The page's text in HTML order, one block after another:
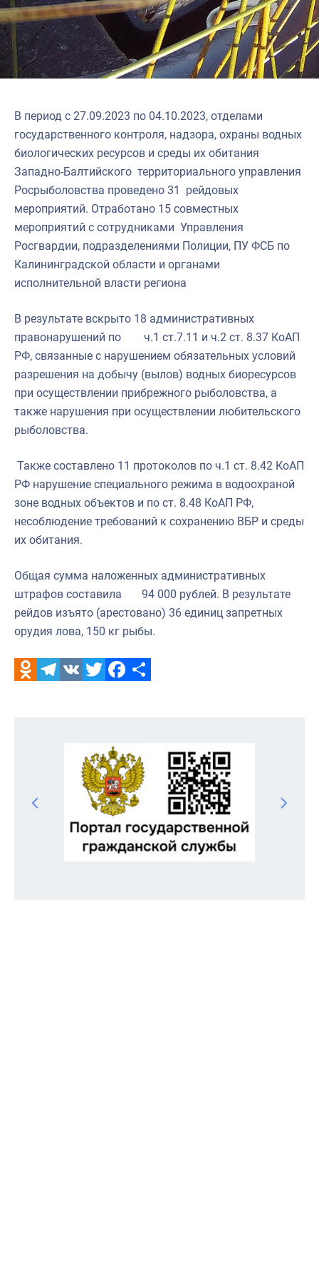
Североморское
В период с 27.09.2023 по 04.10.2023, отделами
государственного контроля, надзора, охраны водных
биологических ресурсов и среды их обитания
Западно-Балтийского территориального управления
Росрыболовства проведено 31 рейдовых
мероприятий. Отработано 15 совместных
мероприятий с сотрудниками Управления
Росгвардии, подразделениями Полиции, ПУ ФСБ по
Калининградской области и органами
исполнительной власти региона
В результате вскрыто 18 административных
правонарушений по ч.1 ст.7.11 и ч.2 ст. 8.37 КоАП
РФ, связанные с нарушением обязательных условий
разрешения на добычу (вылов) водных биоресурсов
при осуществлении прибрежного рыболовства, а
также нарушения при осуществлении любительского
рыболовства.
Также составлено 11 протоколов по ч.1 ст. 8.42 КоАП
РФ нарушение специального режима в водоохраной
зоне водных объектов и по ст. 8.48 КоАП РФ,
несоблюдение требований к сохранению ВБР и среды
их обитания.
Общая сумма наложенных административных
штрафов составила 94 000 рублей. В результате
рейдов изъято (арестовано) 36 единиц запретных
орудия лова, 150 кг рыбы.